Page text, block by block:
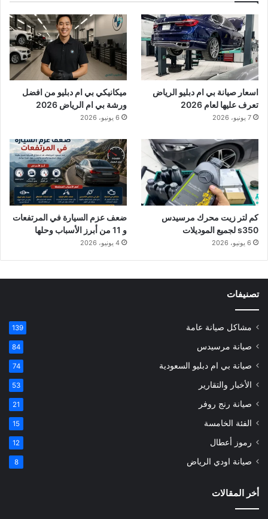
اسعار صيانة بي ام دبليو الرياض
تعرف عليها لعام 2026
7 يونيو، 2026
ميكانيكي بي ام دبليو من افضل
ورشة بي ام الرياض 2026
6 يونيو، 2026
كم لتر زيت محرك مرسيدس
s350 لجميع الموديلات
6 يونيو، 2026
ضعف عزم السيارة في المرتفعات
و 11 من أبرز الأسباب وحلها
4 يونيو، 2026
تصنيفات
مشاكل صيانة عامة 139
صيانة مرسيدس 84
صيانة بي ام دبليو السعودية 74
الأخبار والتقارير 53
صيانة رنج روفر 21
الفئة الخامسة 15
رموز أعطال 12
صيانة اودي الرياض 8
أخر المقالات